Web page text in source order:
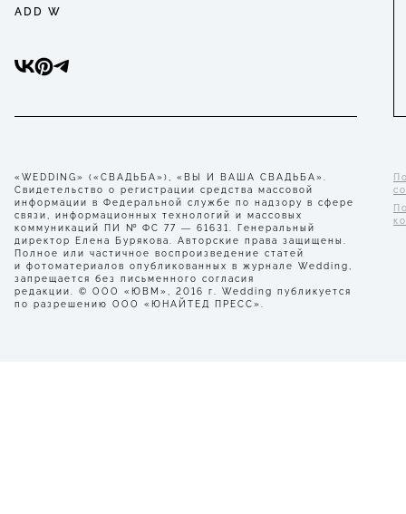
ADD W
«WEDDING» («СВАДЬБА»), «ВЫ И ВАША СВАДЬБА».
Свидетельство о регистрации средства массовой
информации в Федеральной службе по надзору в сфере
связи, информационных технологий и массовых
коммуникаций ПИ № ФС 77 — 61631. Генеральный
директор Елена Бурякова. Авторские права защищены.
Полное или частичное воспроизведение статей
и фотоматериалов опубликованных в журнале Wedding,
запрещается без письменного согласия
редакции. © ООО «ЮВМ», 2016 г. Wedding публикуется
по разрешению ООО «ЮНАЙТЕД ПРЕСС».